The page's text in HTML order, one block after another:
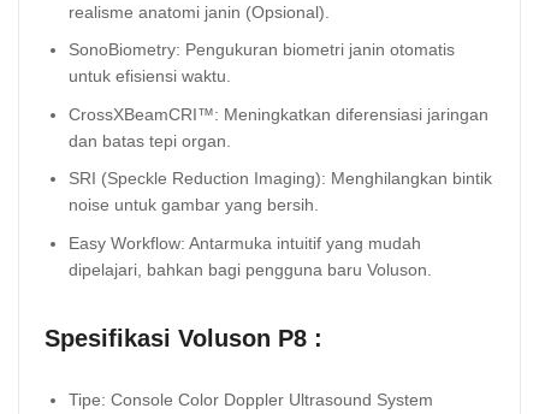
realisme anatomi janin (Opsional).
SonoBiometry: Pengukuran biometri janin otomatis
untuk efisiensi waktu.
CrossXBeamCRI™: Meningkatkan diferensiasi jaringan
dan batas tepi organ.
SRI (Speckle Reduction Imaging): Menghilangkan bintik
noise untuk gambar yang bersih.
Easy Workflow: Antarmuka intuitif yang mudah
dipelajari, bahkan bagi pengguna baru Voluson.
Spesifikasi Voluson P8 :
Tipe: Console Color Doppler Ultrasound System